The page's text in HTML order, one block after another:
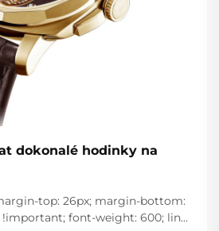
dokonalé hodinky na
top: 26px; margin-bottom:
!important; font-weight: 600; line-